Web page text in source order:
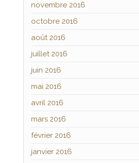
novembre 2016
octobre 2016
août 2016
juillet 2016
juin 2016
mai 2016
avril 2016
mars 2016
février 2016
janvier 2016